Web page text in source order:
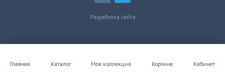
Главная Каталог Моя коллекция Корзина Кабинет
Разработка сайта